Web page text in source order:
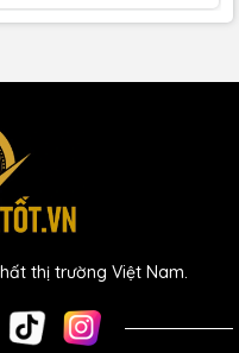
thị trường Việt Nam.